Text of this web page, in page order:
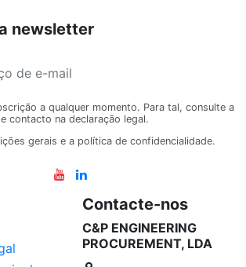
newsletter
a qualquer momento. Para tal, consulte a
contacto na declaração legal.
gerais e a política de confidencialidade.
Contacte-nos
C&P ENGINEERING
PROCUREMENT, LDA